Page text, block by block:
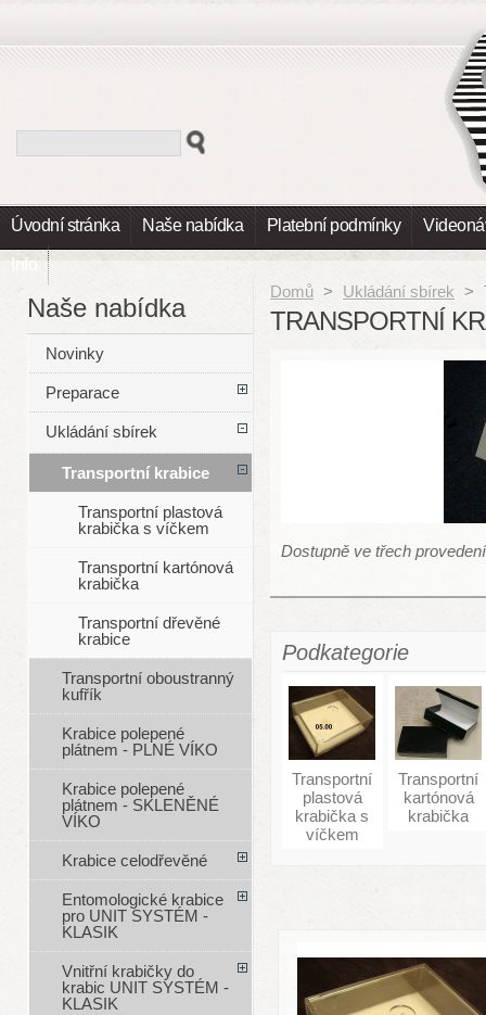
Úvodní stránka Naše nabídka Platební podmínky
Info
Domů > Ukládání sbírek >
TRANSPORTNÍ
Dostupně ve třech
Podkategorie
Transportní
plastová
krabička s
víčkem
Transportní
kartónová
krabička
Naše nabídka
Novinky
Preparace
Ukládání sbírek
Transportní krabice
Transportní plastová
krabička s víčkem
Transportní kartónová
krabička
Transportní dřevěné
krabice
Transportní oboustranný
kufřík
Krabice polepené
plátnem - PLNÉ VÍKO
Krabice polepené
plátnem - SKLENĚNÉ
VÍKO
Krabice celodřevěné
Entomologické krabice
pro UNIT SYSTÉM -
KLASIK
Vnitřní krabičky do
krabic UNIT SYSTÉM -
KLASIK